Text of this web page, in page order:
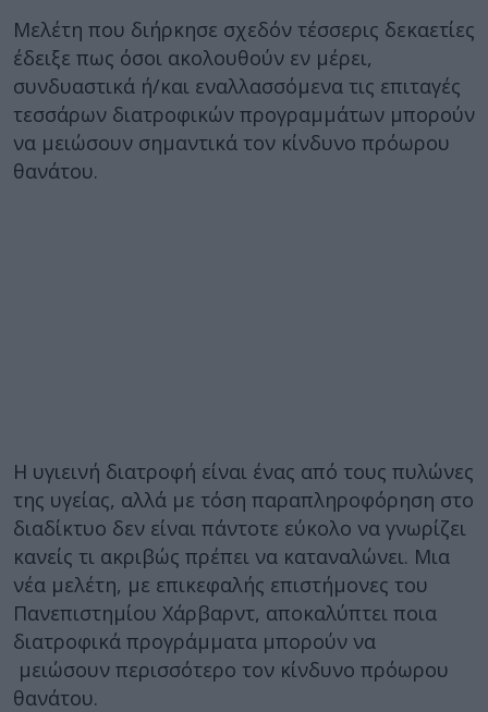
Μελέτη που διήρκησε σχεδόν τέσσερις δεκαετίες
έδειξε πως όσοι ακολουθούν εν μέρει,
συνδυαστικά ή/και εναλλασσόμενα τις επιταγές
τεσσάρων διατροφικών προγραμμάτων μπορούν
να μειώσουν σημαντικά τον κίνδυνο πρόωρου
θανάτου.
Η υγιεινή διατροφή είναι ένας από τους πυλώνες
της υγείας, αλλά με τόση παραπληροφόρηση στο
διαδίκτυο δεν είναι πάντοτε εύκολο να γνωρίζει
κανείς τι ακριβώς πρέπει να καταναλώνει. Μια
νέα μελέτη, με επικεφαλής επιστήμονες του
Πανεπιστημίου Χάρβαρντ, αποκαλύπτει ποια
διατροφικά προγράμματα μπορούν να
μειώσουν περισσότερο τον κίνδυνο πρόωρου
θανάτου.